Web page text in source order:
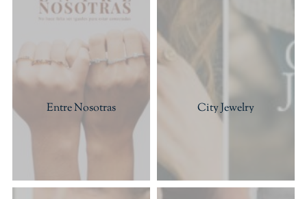
Entre Nosotras City Jewelry